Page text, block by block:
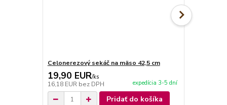
Celonerezový sekáč na mäso 42,5 cm
19,90 EUR/ks
16,18 EUR bez DPH expedícia 3-5 dní
Pridať do košíka